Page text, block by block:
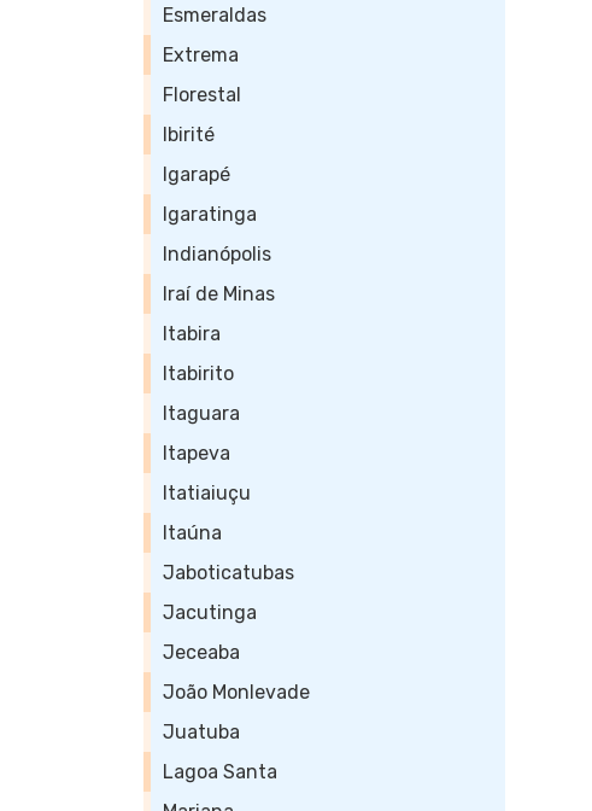
Esmeraldas
Extrema
Florestal
Ibirité
Igarapé
Igaratinga
Indianópolis
Iraí de Minas
Itabira
Itabirito
Itaguara
Itapeva
Itatiaiuçu
Itaúna
Jaboticatubas
Jacutinga
Jeceaba
João Monlevade
Juatuba
Lagoa Santa